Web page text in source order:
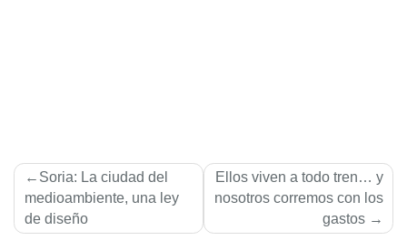
Navegación
de
entradas
Soria: La ciudad del
medioambiente, una ley
de diseño
Ellos viven a todo tren… y
nosotros corremos con los
gastos